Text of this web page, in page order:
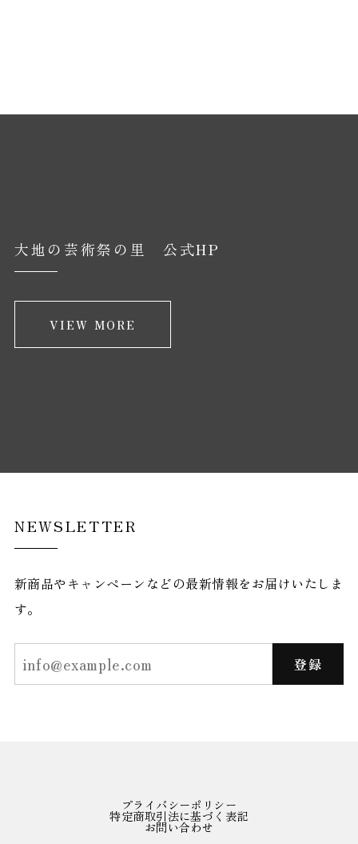
大地の芸術祭の里 公式HP
VIEW MORE
NEWSLETTER
新商品やキャンペーンなどの最新情報をお届けいたしま
す。
登録
プライバシーポリシー
特定商取引法に基づく表記
お問い合わせ